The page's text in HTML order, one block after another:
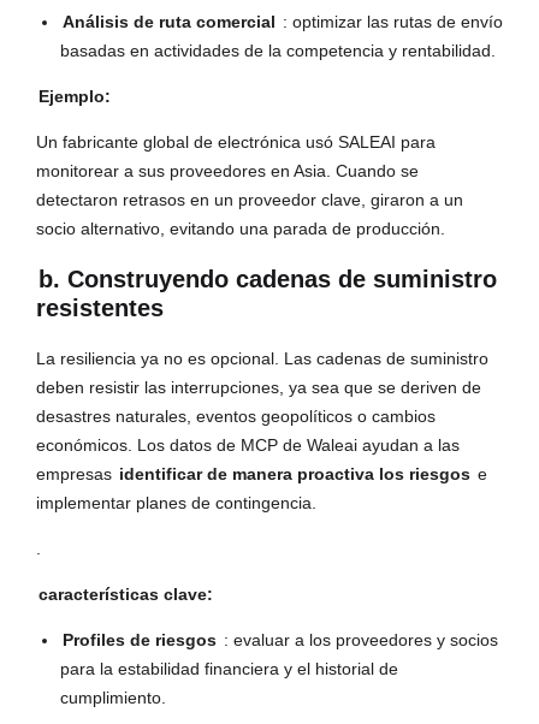
Análisis de ruta comercial : optimizar las rutas de envío
basadas en actividades de la competencia y rentabilidad.
Ejemplo:
Un fabricante global de electrónica usó SALEAI para
monitorear a sus proveedores en Asia. Cuando se
detectaron retrasos en un proveedor clave, giraron a un
socio alternativo, evitando una parada de producción.
b. Construyendo cadenas de suministro
resistentes
La resiliencia ya no es opcional. Las cadenas de suministro
deben resistir las interrupciones, ya sea que se deriven de
desastres naturales, eventos geopolíticos o cambios
económicos. Los datos de MCP de Waleai ayudan a las
empresas identificar de manera proactiva los riesgos e
implementar planes de contingencia.
.
características clave:
Profiles de riesgos : evaluar a los proveedores y socios
para la estabilidad financiera y el historial de
cumplimiento.